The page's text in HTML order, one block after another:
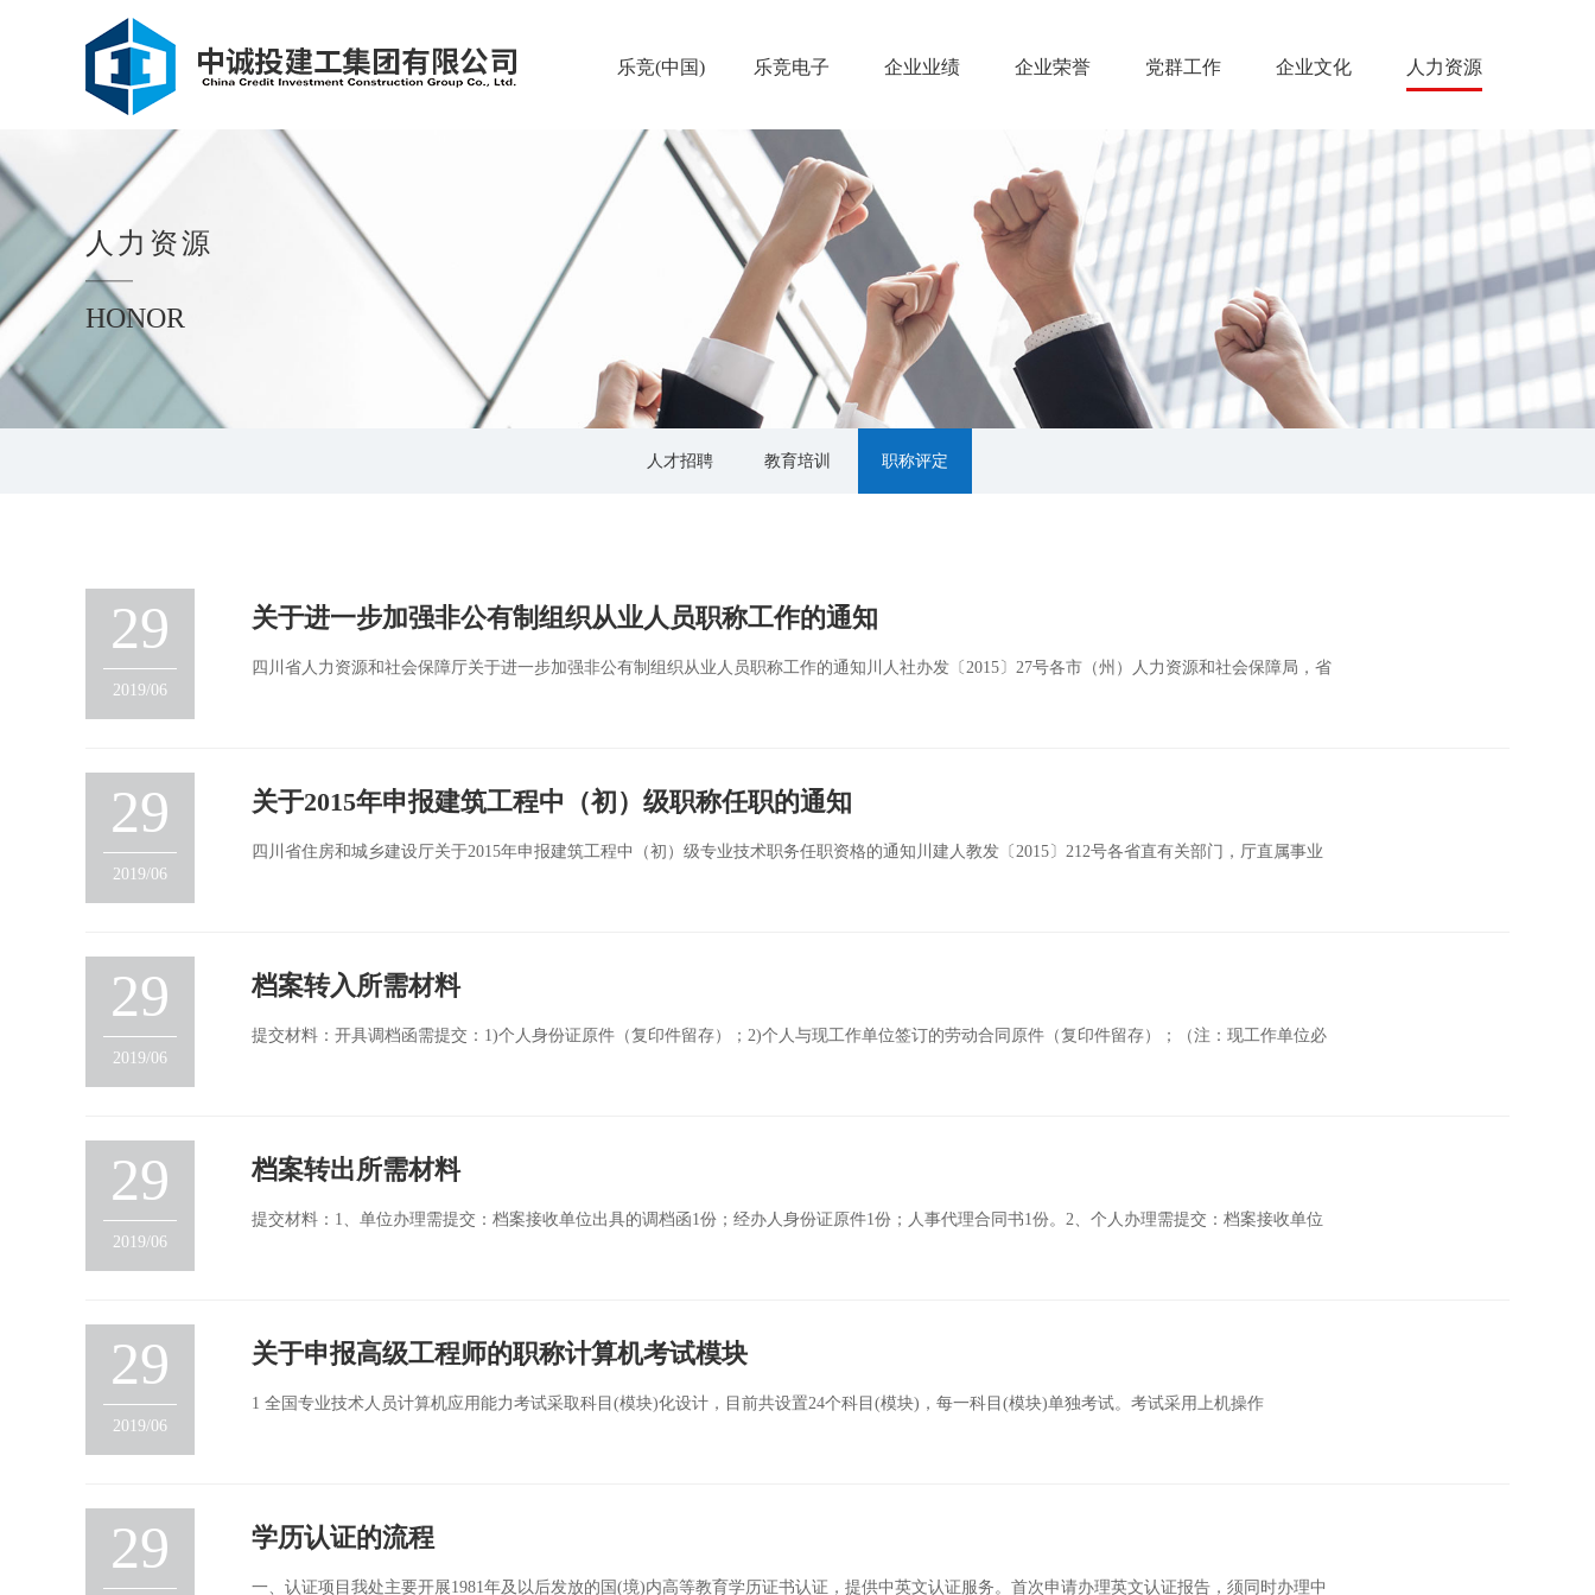
乐竞(中国) 乐竞电子 企业业绩 企业荣誉 党群工作 企业文化 人力资源
人力资源
HONOR
人才招聘 教育培训 职称评定
29
2019/06
关于进一步加强非公有制组织从业人员职称工作的通知
四川省人力资源和社会保障厅关于进一步加强非公有制组织从业人员职称工作的通知川人社办发〔2015〕27号各市（州）人力资源和社会保障局，省
29
2019/06
关于2015年申报建筑工程中（初）级职称任职的通知
四川省住房和城乡建设厅关于2015年申报建筑工程中（初）级专业技术职务任职资格的通知川建人教发〔2015〕212号各省直有关部门，厅直属事业
29
2019/06
档案转入所需材料
提交材料：开具调档函需提交：1)个人身份证原件（复印件留存）；2)个人与现工作单位签订的劳动合同原件（复印件留存）；（注：现工作单位必
29
2019/06
档案转出所需材料
提交材料：1、单位办理需提交：档案接收单位出具的调档函1份；经办人身份证原件1份；人事代理合同书1份。2、个人办理需提交：档案接收单位
29
2019/06
关于申报高级工程师的职称计算机考试模块
1 全国专业技术人员计算机应用能力考试采取科目(模块)化设计，目前共设置24个科目(模块)，每一科目(模块)单独考试。考试采用上机操作
29 学历认证的流程
一、认证项目我处主要开展1981年及以后发放的国(境)内高等教育学历证书认证，提供中英文认证服务。首次申请办理英文认证报告，须同时办理中